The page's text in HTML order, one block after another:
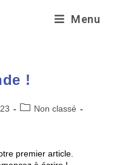
Menu
!
Non classé
premier article.